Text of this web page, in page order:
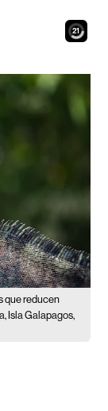
19
que reducen
Isla Galapagos,